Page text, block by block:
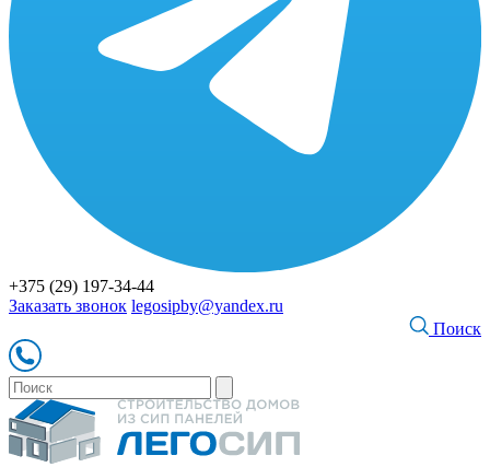
+375 (29) 197-34-44
Заказать звонок legosipby@yandex.ru
Поиск